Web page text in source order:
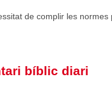
de complir les normes
bíblic diari